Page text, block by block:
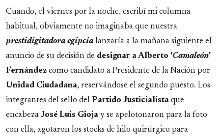
Cuando, el viernes por la noche, escribí mi columna
habitual, obviamente no imaginaba que nuestra
prestidigitadora egipcia lanzaría a la mañana siguiente el
anuncio de su decisión de designar a Alberto 'Camaleón'
Fernández como candidato a Presidente de la Nación por
Unidad Ciudadana, reservándose el segundo puesto. Los
integrantes del sello del Partido Justicialista que
encabeza José Luis Gioja y se apelotonaron para la foto
con ella, agotaron los stocks de hilo quirúrgico para